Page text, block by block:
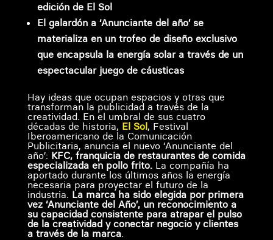
edición de El Sol
El galardón a ‘Anunciante del año’ se
materializa en un trofeo de diseño exclusivo
que encapsula la energía solar a través de un
espectacular juego de cáusticas
Hay ideas que ocupan espacios y otras que
transforman la publicidad a través de la
creatividad. En el umbral de sus cuatro
décadas de historia, El Sol, Festival
Iberoamericano de la Comunicación
Publicitaria, anuncia el nuevo ‘Anunciante del
año’: KFC, franquicia de restaurantes de comida
especializada en pollo frito. La compañía ha
aportado durante los últimos años la energía
necesaria para proyectar el futuro de la
industria. La marca ha sido elegida por primera
vez ‘Anunciante del Año’, un reconocimiento a
su capacidad consistente para atrapar el pulso
de la creatividad y conectar negocio y clientes
a través de la marca.